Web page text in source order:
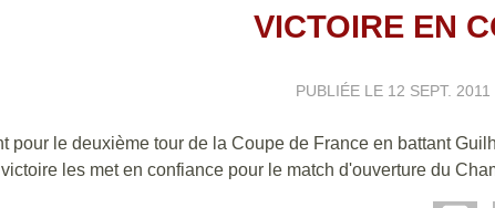
VICTOIRE EN
PUBLIÉE LE 12 SEPT. 2011
pour le deuxième tour de la Coupe de France en battant
les met en confiance pour le match d'ouverture du